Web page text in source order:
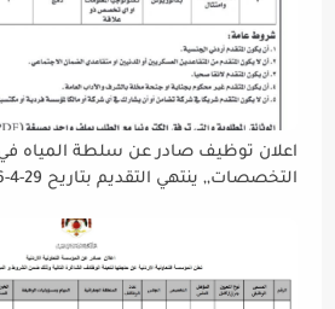
اعلان توظيف صادر عن سلطة المياه في
التخصصات,, ينتهي التقديم بتاريح 29-4-2026